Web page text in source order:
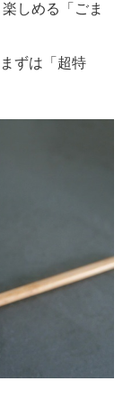
しめる「ごま
ずは「超特